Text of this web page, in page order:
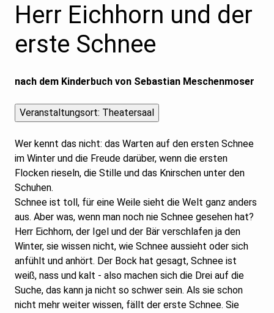
Herr Eichhorn und der
erste Schnee
nach dem Kinderbuch von Sebastian Meschenmoser
Wer kennt das nicht: das Warten auf den ersten Schnee
im Winter und die Freude darüber, wenn die ersten
Flocken rieseln, die Stille und das Knirschen unter den
Schuhen.
Schnee ist toll, für eine Weile sieht die Welt ganz anders
aus. Aber was, wenn man noch nie Schnee gesehen hat?
Herr Eichhorn, der Igel und der Bär verschlafen ja den
Winter, sie wissen nicht, wie Schnee aussieht oder sich
anfühlt und anhört. Der Bock hat gesagt, Schnee ist
weiß, nass und kalt - also machen sich die Drei auf die
Suche, das kann ja nicht so schwer sein. Als sie schon
nicht mehr weiter wissen, fällt der erste Schnee. Sie